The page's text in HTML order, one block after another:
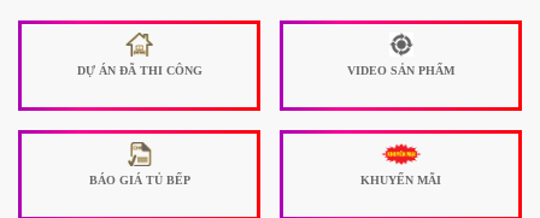
DỰ ÁN ĐÃ THI CÔNG VIDEO SẢN PHẨM
BÁO GIÁ TỦ BẾP KHUYẾN MÃI